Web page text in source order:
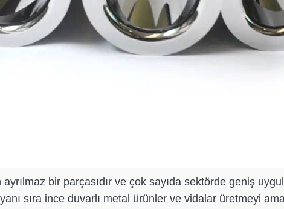
bir parçasıdır ve çok sayıda sektörde geniş
sıra ince duvarlı metal ürünler ve vidalar üretmeyi